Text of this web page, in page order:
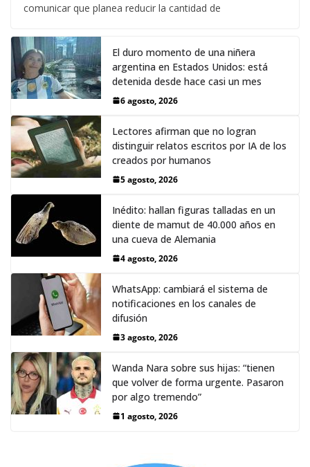
comunicar que planea reducir la cantidad de
El duro momento de una niñera
argentina en Estados Unidos: está
detenida desde hace casi un mes
6 agosto, 2026
Lectores afirman que no logran
distinguir relatos escritos por IA de los
creados por humanos
5 agosto, 2026
Inédito: hallan figuras talladas en un
diente de mamut de 40.000 años en
una cueva de Alemania
4 agosto, 2026
WhatsApp: cambiará el sistema de
notificaciones en los canales de
difusión
3 agosto, 2026
Wanda Nara sobre sus hijas: “tienen
que volver de forma urgente. Pasaron
por algo tremendo”
1 agosto, 2026